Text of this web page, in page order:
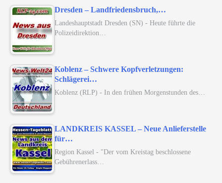
Dresden – Landfriedensbruch,…
Landeshauptstadt Dresden (SN) - Heute führte die
Polizeidirektion…
Koblenz – Schwere Kopfverletzungen:
Schlägerei…
Koblenz (RLP) - In den frühen Morgenstunden des…
LANDKREIS KASSEL – Neue Anlieferstelle
für…
Region Kassel - "Der vom Kreistag beschlossene
Gebührenerlass…